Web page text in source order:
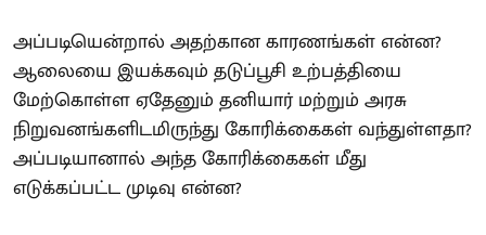
அப்படியென்றால் அதற்கான காரணங்கள் என்ன?
ஆலையை இயக்கவும் தடுப்பூசி உற்பத்தியை
மேற்கொள்ள ஏதேனும் தனியார் மற்றும் அரசு
நிறுவனங்களிடமிருந்து கோரிக்கைகள் வந்துள்ளதா?
அப்படியானால் அந்த கோரிக்கைகள் மீது
எடுக்கப்பட்ட முடிவு என்ன?